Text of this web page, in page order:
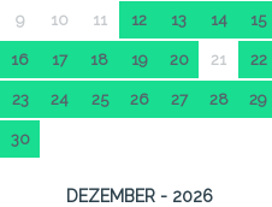
9 10 11 12 13 14 15
16 17 18 19 20 21 22
23 24 25 26 27 28 29
30
DEZEMBER - 2026